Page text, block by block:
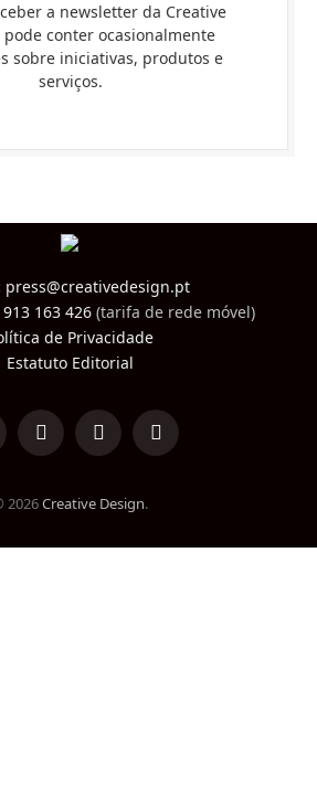
a newsletter da Creative
pode conter ocasionalmente
sobre iniciativas, produtos e
serviços.
press@creativedesign.pt
163 426(tarifa de rede móvel)
de Privacidade
Estatuto Editorial
FacebookInstagramTikTok
2026Creative Design.